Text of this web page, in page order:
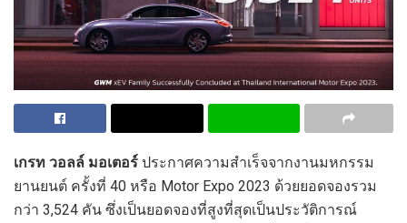
เกรท วอลล์ มอเตอร์ ประกาศความสำเร็จจากงานมหกรรม
ยานยนต์ ครั้งที่ 40 หรือ Motor Expo 2023 ด้วยยอดจองรวม
กว่า 3,524 คัน ซึ่งเป็นยอดจองที่สูงที่สุดเป็นประวัติการณ์